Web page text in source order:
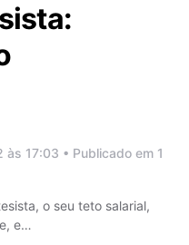
17:03 • Publicado em 1
o seu teto salarial,
e…